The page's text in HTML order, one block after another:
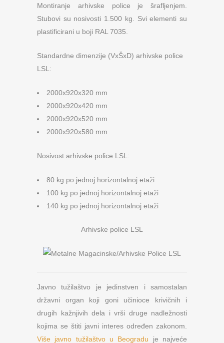
Montiranje arhivske police je šrafljenjem.
Stubovi su nosivosti 1.500 kg. Svi elementi su
plastificirani u boji RAL 7035.
Standardne dimenzije (VxŠxD) arhivske police
LSL:
2000x920x320 mm
2000x920x420 mm
2000x920x520 mm
2000x920x580 mm
Nosivost arhivske police LSL:
80 kg po jednoj horizontalnoj etaži
100 kg po jednoj horizontalnoj etaži
140 kg po jednoj horizontalnoj etaži
Arhivske police LSL
Javno tužilaštvo je jedinstven i samostalan
državni organ koji goni učinioce krivičnih i
drugih kažnjivih dela i vrši druge nadležnosti
kojima se štiti javni interes određen zakonom.
Više javno tužilaštvo u Beogradu je najveće